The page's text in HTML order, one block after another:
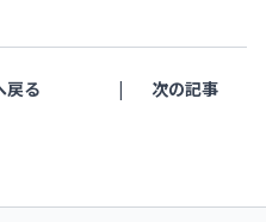
戻る 次の記事